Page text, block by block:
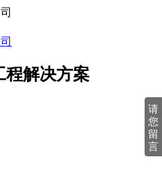
程解决方案
请
您
留
言